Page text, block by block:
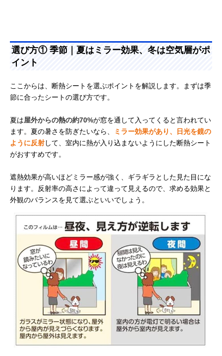
選び方① 季節｜夏はミラー効果、冬は空気層がポ
イント
ここからは、断熱シートを選ぶポイントを解説します。まずは季
節に合ったシートの選び方です。
夏は屋外からの熱の約70%が窓を通して入ってくると言われてい
ます。夏の暑さを防ぎたいなら、
ミラー効果があり、日光を鏡の
ように反射して、室内に熱が入り込まないようにした断熱シート
がおすすめです。
遮熱効果が高いほどミラー感が強く、ギラギラとした見た目にな
ります。反射率の高さによって違って見えるので、求める効果と
外観のバランスを見て選ぶといいでしょう。